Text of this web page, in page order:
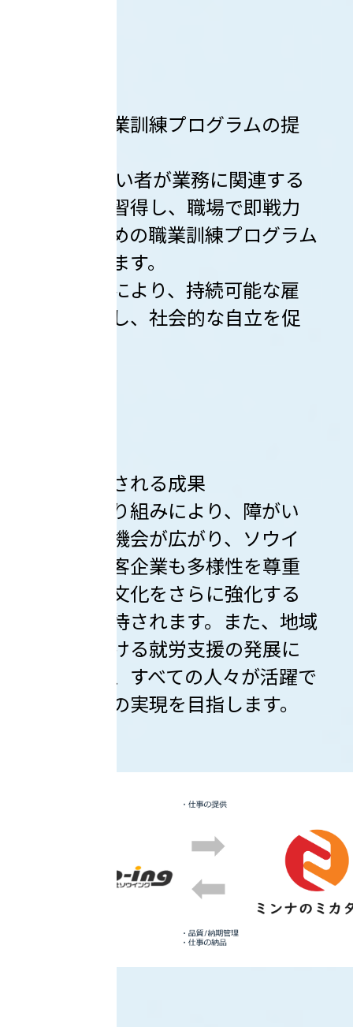
２）職業訓練プログラムの提
障がい者が業務に関連する
スキルを習得し、職場で即戦力
となるための職業訓練プログラム
を提供します。
これにより、持続可能な雇
用を目指し、社会的な自立を促
３．期待される成果
この取り組みにより、障がい
者の就労機会が広がり、ソウイ
ングの顧客企業も多様性を尊重
する企業文化をさらに強化する
ことが期待されます。また、地域
社会における就労支援の発展に
も寄与し、すべての人々が活躍で
きる社会の実現を目指します。